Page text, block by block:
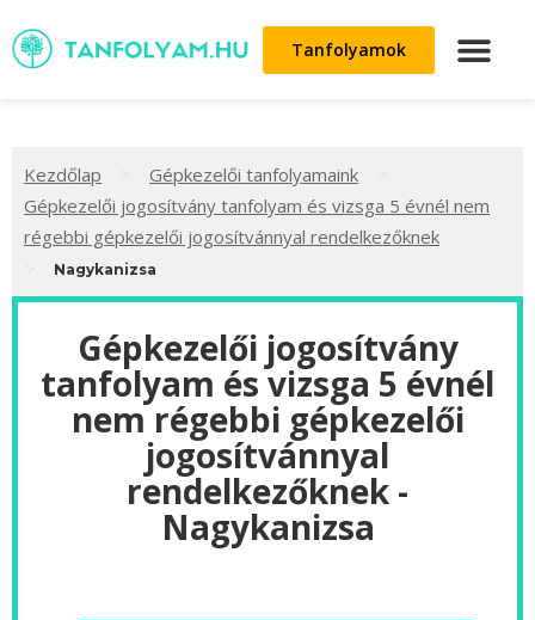
Tanfolyamok
Kezdőlap Gépkezelői tanfolyamaink
Gépkezelői jogosítvány tanfolyam és vizsga 5 évnél nem
régebbi gépkezelői jogosítvánnyal rendelkezőknek
Nagykanizsa
Gépkezelői jogosítvány
tanfolyam és vizsga 5 évnél
nem régebbi gépkezelői
jogosítvánnyal
rendelkezőknek -
Nagykanizsa